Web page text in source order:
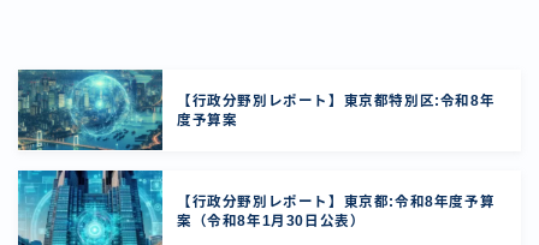
【行政分野別レポート】東京都特別区:令和8年
度予算案
【行政分野別レポート】東京都:令和8年度予算
案（令和8年1月30日公表）